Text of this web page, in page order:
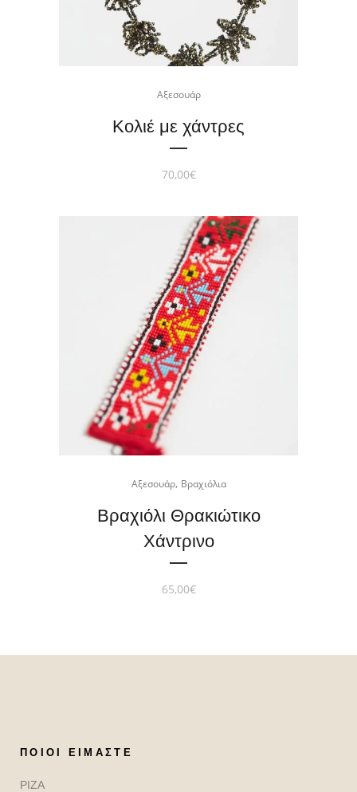
Αξεσουάρ
Κολιέ με χάντρες
70,00€
Αξεσουάρ, Βραχιόλια
Βραχιόλι Θρακιώτικο
Χάντρινο
65,00€
ΠΟΙΟΙ ΕΊΜΑΣΤΕ
ΡΙΖΑ